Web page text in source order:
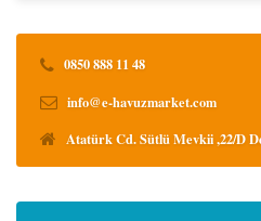
0850 888 11 48
info@e-havuzmarket.com
Atatürk Cd. Sütlü Mevkii ,22/D